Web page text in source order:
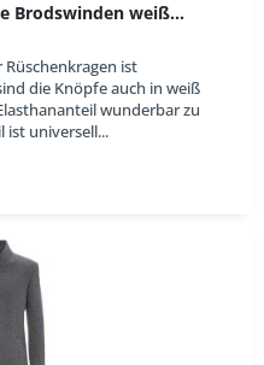
Brodswinden weiß...
Rüschenkragen ist
die Knöpfe auch in weiß
wunderbar zu
ist universell...